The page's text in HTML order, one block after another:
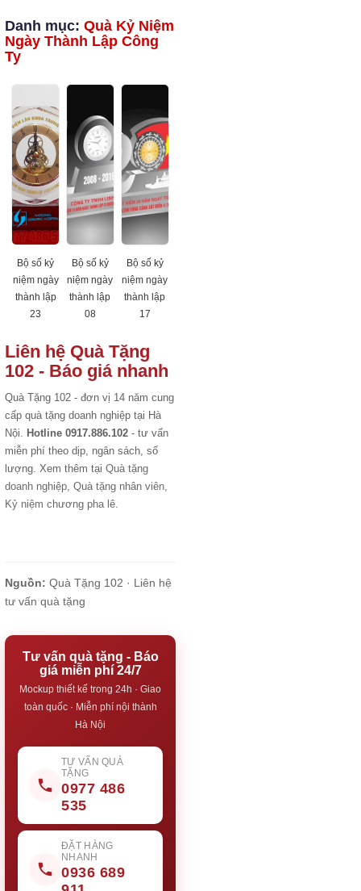
Danh mục: Quà Kỷ Niệm
Ngày Thành Lập Công
Ty
Bộ số kỷ
niệm ngày
thành lập
23
Bộ số kỷ
niệm ngày
thành lập
08
Bộ số kỷ
niệm ngày
thành lập
17
Liên hệ Quà Tặng
102 - Báo giá nhanh
Quà Tặng 102 - đơn vị 14 năm cung
cấp quà tặng doanh nghiệp tại Hà
Nội. Hotline 0917.886.102 - tư vấn
miễn phí theo dịp, ngân sách, số
lượng. Xem thêm tại Quà tặng
doanh nghiệp, Quà tặng nhân viên,
Kỷ niệm chương pha lê.
Nguồn: Quà Tặng 102 · Liên hệ
tư vấn quà tặng
Tư vấn quà tặng - Báo
giá miễn phí 24/7
Mockup thiết kế trong 24h · Giao
toàn quốc · Miễn phí nội thành
Hà Nội
TƯ VẤN QUÀ
TẶNG
0977 486
535
ĐẶT HÀNG
NHANH
0936 689